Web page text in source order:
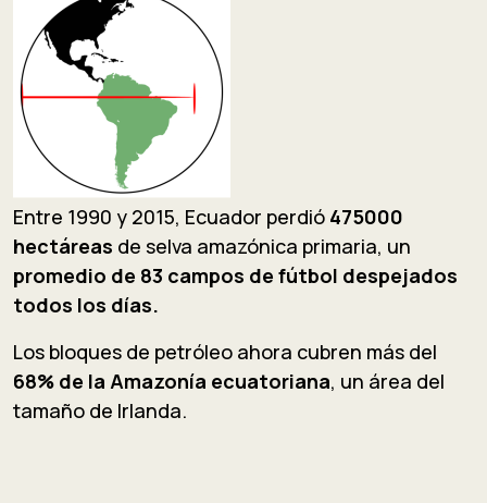
Entre 1990 y 2015, Ecuador perdió 475000
hectáreas de selva amazónica primaria, un
promedio de 83 campos de fútbol despejados
todos los días.
Los bloques de petróleo ahora cubren más del
68% de la Amazonía ecuatoriana, un área del
tamaño de Irlanda.